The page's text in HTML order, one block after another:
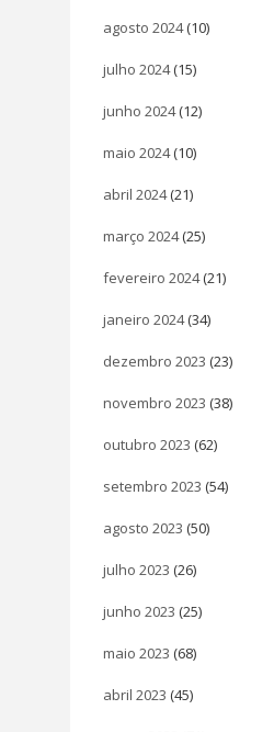
agosto 2024(10)
julho 2024(15)
junho 2024(12)
maio 2024(10)
abril 2024(21)
março 2024(25)
fevereiro 2024(21)
janeiro 2024(34)
dezembro 2023 (23)
novembro 2023 (38)
outubro 2023 (62)
setembro 2023 (54)
agosto 2023 (50)
julho 2023 (26)
junho 2023 (25)
maio 2023 (68)
abril 2023 (45)